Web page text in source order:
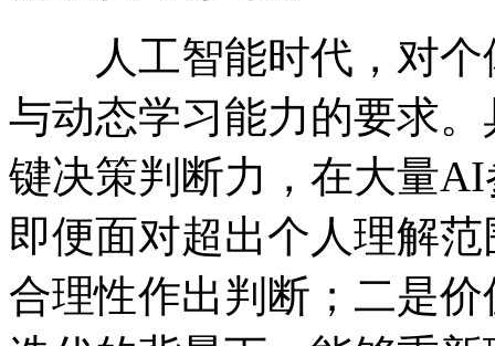
人工智能时代，对个
与动态学习能力的要求
键决策判断力，在大量
即便面对超出个人理解
合理性作出判断；二是